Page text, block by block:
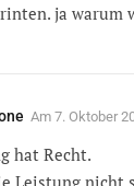
ja warum
Am 7. Oktober
hat Recht.
Leistung nicht